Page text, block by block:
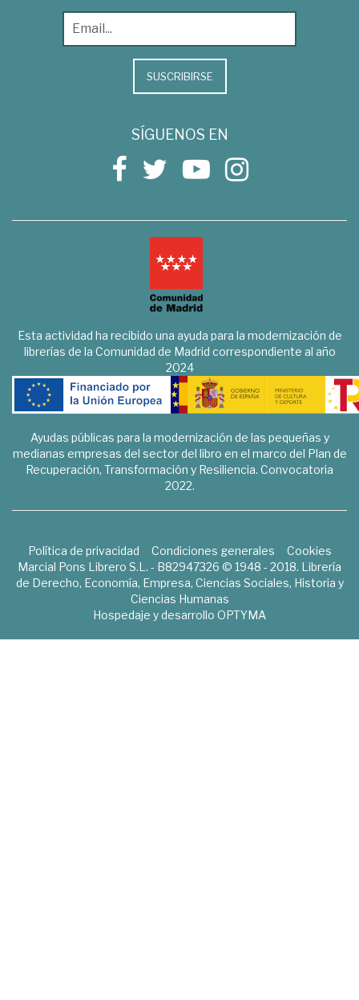
SUSCRIBIRSE
SÍGUENOS EN
Esta actividad ha recibido una ayuda para la modernización de
librerías de la Comunidad de Madrid correspondiente al año
2024
Ayudas públicas para la modernización de las pequeñas y
medianas empresas del sector del libro en el marco del Plan de
Recuperación, Transformación y Resiliencia. Convocatoria
2022.
Política de privacidad Condiciones generales
Cookies
Marcial Pons Librero S.L. - B82947326 © 1948 - 2018. Librería
de Derecho, Economía, Empresa, Ciencias Sociales, Historia y
Ciencias Humanas
Hospedaje y desarrollo OPTYMA